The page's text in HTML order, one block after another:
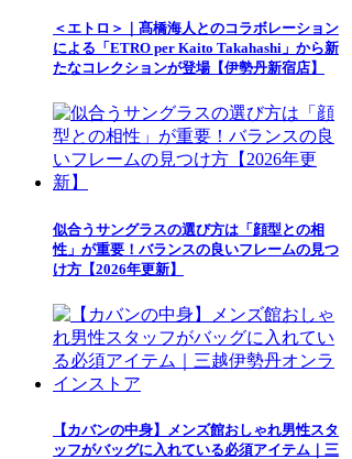
＜エトロ＞｜髙橋海人とのコラボレーション
による「ETRO per Kaito Takahashi」から新
たなコレクションが登場【伊勢丹新宿店】
似合うサングラスの選び方は「顔型との相
性」が重要！バランスの良いフレームの見つ
け方【2026年更新】
【カバンの中身】メンズ館おしゃれ男性スタ
ッフがバッグに入れている必須アイテム｜三